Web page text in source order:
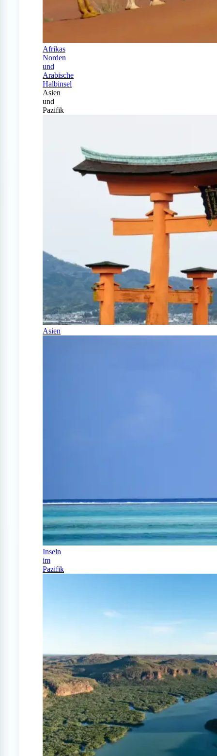
Afrikas
Norden
und
Arabische
Halbinsel
Asien
und
Pazifik
Asien
Inseln
im
Pazifik